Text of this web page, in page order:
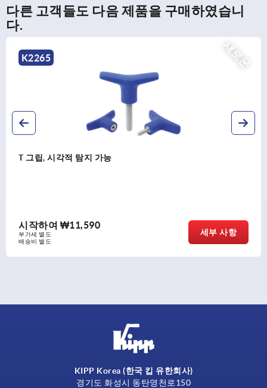
다른 고객들도 다음 제품을 구매하였습니
다.
새로운
세부 사항
₩5,430
KIPP Korea (한국 킵 유한회사)
경기도 화성시 동탄영천로150